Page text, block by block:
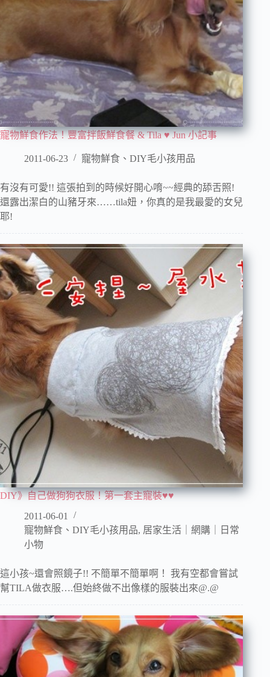
寵物鮮食作法！豐富拌飯鮮食餐 & Tila ♥ Jun 小記事
2011-06-23 寵物鮮食、DIY毛小孩用品
有沒有可愛!! 這張拍到的時候好開心唷~~經典的舔舌照!
還露出潔白的山豬牙來……tila妞，你真的是我最愛的女兒
耶!
DIY》自己做狗狗衣服！第一套主寵裝♥♥
2011-06-01
寵物鮮食、DIY毛小孩用品, 居家生活｜網購｜日常
小物
這小孩~還會照鏡子!! 不簡單不簡單啊！ 我有空都會嘗試
幫TILA做衣服….但始終做不出像樣的服裝出來@.@